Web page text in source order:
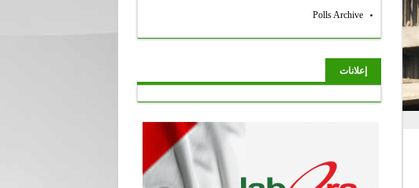
Polls Archive
إعلانات